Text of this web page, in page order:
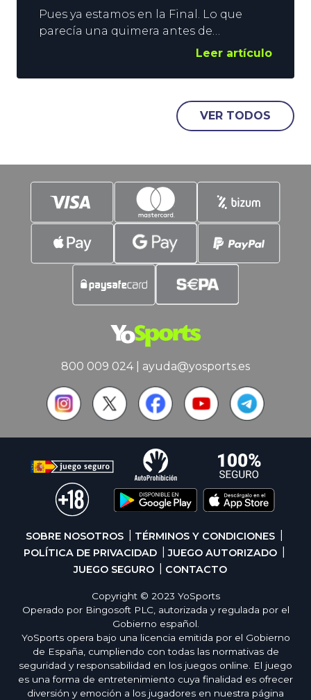
Pues ya estamos en la Final. Lo que
parecía una quimera antes de
comenzar el campeonato, y casi un
Verde, ha llegado. La Roja se mide a
Argentina este domingo. La Campeona
de Europa, contra la Campeona de
América. La Finalissima que no se jugó,
Leer artículo
VER TODOS
800 009 024| ayuda@yosports.es
SOBRE NOSOTROS
TÉRMINOS Y CONDICIONES
POLÍTICA DE PRIVACIDAD
JUEGO AUTORIZADO
JUEGO SEGURO
CONTACTO
Copyright © 2023 YoSports
Operado por Bingosoft PLC, autorizada y regulada por el
Gobierno español.
YoSports opera bajo una licencia emitida por el Gobierno
de España, cumpliendo con todas las normativas de
seguridad y responsabilidad en los juegos online. El juego
es una forma de entretenimiento cuya finalidad es ofrecer
diversión y emoción a los jugadores en nuestra página